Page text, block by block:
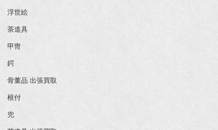
浮世絵
茶道具
甲冑
鍔
骨董品 出張買取
根付
兜